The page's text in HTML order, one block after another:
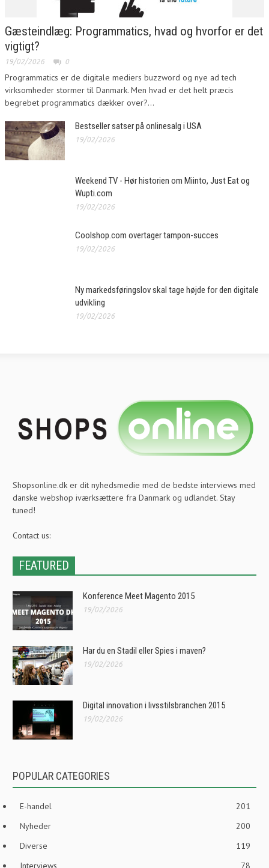
Gæsteindlæg: Programmatics, hvad og hvorfor er det
vigtigt?
19/02/2026 0
Programmatics er de digitale mediers buzzword og nye ad tech
virksomheder stormer til Danmark. Men hvad er det helt præcis
begrebet programmatics dækker over?...
Bestseller satser på onlinesalg i USA
19/02/2026
Weekend TV - Hør historien om Miinto, Just Eat og
Wupti.com
19/02/2026
Coolshop.com overtager tampon-succes
19/02/2026
Ny markedsføringslov skal tage højde for den digitale
udvikling
19/02/2026
Shopsonline.dk er dit nyhedsmedie med de bedste interviews med
danske webshop iværksættere fra Danmark og udlandet. Stay
tuned!
Contact us:
FEATURED
Konference Meet Magento 2015
19/02/2026
Har du en Stadil eller Spies i maven?
19/02/2026
Digital innovation i livsstilsbranchen 2015
19/02/2026
POPULAR CATEGORIES
E-handel
201
Nyheder
200
Diverse
119
Interviews
78